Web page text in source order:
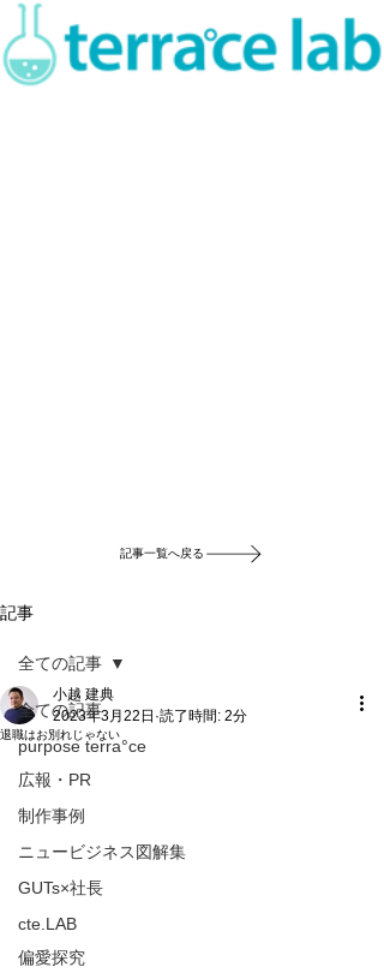
記事一覧へ戻る
記事
全ての記事
purpose terra°ce
広報・PR
制作事例
ニュービジネス図解集
GUTs×社長
cte.LAB
偏愛探究
全ての記事
退職はお別れじゃない
小越 建典
2023年3月22日 読了時間: 2分